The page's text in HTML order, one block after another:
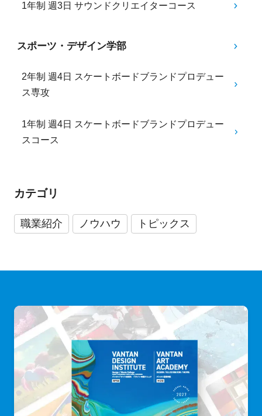
1年制 週3日 サウンドクリエイターコース
スポーツ・デザイン学部
2年制 週4日 スケートボードブランドプロデュー
ス専攻
1年制 週4日 スケートボードブランドプロデュー
スコース
カテゴリ
職業紹介 ノウハウ トピックス